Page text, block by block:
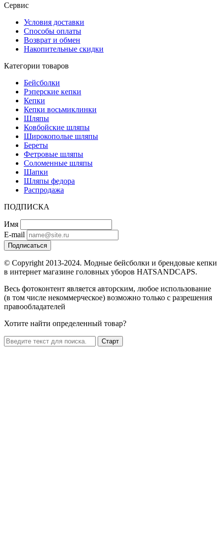
Сервис
Условия доставки
Способы оплаты
Возврат и обмен
Накопительные скидки
Категории товаров
Бейсболки
Рэперские кепки
Кепки
Кепки восьмиклинки
Шляпы
Ковбойские шляпы
Широкополые шляпы
Береты
Фетровые шляпы
Соломенные шляпы
Шапки
Шляпы федора
Распродажа
ПОДПИСКА
Имя
E-mail
Подписаться
© Copyright 2013-2024. Модные бейсболки и брендовые кепки
в интернет магазине головных уборов HATSANDCAPS.
Весь фотоконтент является авторским, любое использование
(в том числе некоммерческое) возможно только с разрешения
правообладателей
Хотите найти определенный товар?
Старт